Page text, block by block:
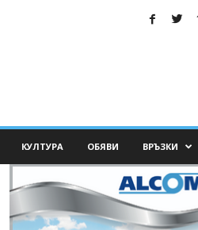
КУЛТУРА ОБЯВИ ВРЪЗКИ